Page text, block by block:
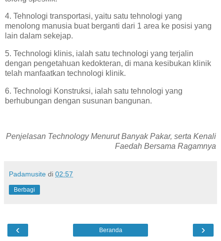
4. Tehnologi transportasi, yaitu satu tehnologi yang
menolong manusia buat berganti dari 1 area ke posisi yang
lain dalam sekejap.
5. Technologi klinis, ialah satu technologi yang terjalin
dengan pengetahuan kedokteran, di mana kesibukan klinik
telah manfaatkan technologi klinik.
6. Technologi Konstruksi, ialah satu tehnologi yang
berhubungan dengan susunan bangunan.
Penjelasan Technology Menurut Banyak Pakar, serta Kenali
Faedah Bersama Ragamnya
Padamusite di 02:57
Berbagi
‹ ›
Beranda